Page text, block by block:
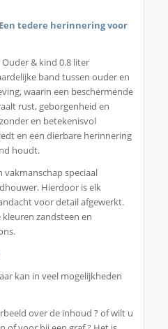
tedere herinnering voor
& kind 0.8 liter
band tussen ouder en
waarin een beschermende
rust, geborgenheid en
en betekenisvol
en een dierbare herinnering
houdt.
speciaal
Hierdoor is elk
voor detail afgewerkt.
zandsteen en
kan in veel mogelijkheden
over de inhoud ? of wilt u